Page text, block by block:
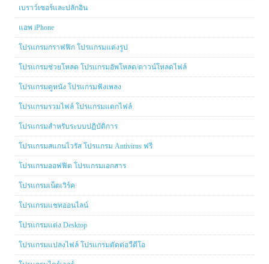
เบราว์เซอร์และปลักอิน
แอพ iPhone
โปรแกรมกราฟฟิก โปรแกรมแต่งรูป
โปรแกรมช่วยโหลด โปรแกรมอัพโหลด/ดาวน์โหลดไฟล์
โปรแกรมดูหนัง โปรแกรมฟังเพลง
โปรแกรมรวมไฟล์ โปรแกรมแตกไฟล์
โปรแกรมสำหรับระบบปฏิบัติการ
โปรแกรมสแกนไวรัส โปรแกรม Antivirus ฟรี
โปรแกรมออฟฟิต โปรแกรมเอกสาร
โปรแกรมเน็ตเวิร์ค
โปรแกรมแชทออนไลน์
โปรแกรมแต่ง Desktop
โปรแกรมแปลงไฟล์ โปรแกรมตัดต่อวีดีโอ